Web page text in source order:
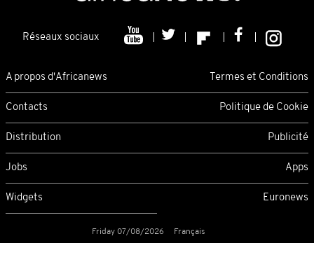
Réseaux sociaux
A propos d'Africanews Termes et Conditions
Contacts Politique de Cookie
Distribution Publicité
Jobs Apps
Widgets Euronews
Friday 07/08/2026